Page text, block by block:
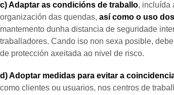
c) Adaptar as condicións de traballo, incluída
organización das quendas, así como o uso
mantemento dunha distancia de seguridade
traballadores. Cando iso non sexa posible,
de protección axeitada ao nivel de risco.
d) Adoptar medidas para evitar a
como clientes ou usuarios, nos centros de